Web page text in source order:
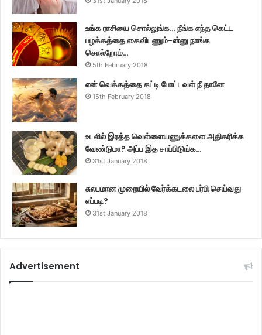
உங்க ராசியை சொல்லுங்க… நீங்க எந்த கெட்ட
பழக்கத்தை கைவிடணும்-ன்னு நாங்க
சொல்றோம்…
5th February 2018
என் வெக்கத்தை கட்டி போட்டவள் நீ தானே
15th February 2018
உடலில் இரத்த வெள்ளையணுக்களை அதிகரிக்க
வேண்டுமா? அப்ப இத சாப்பிடுங்க…
31st January 2018
சுலபமான முறையில் வேர்க்கடலை பர்பி செய்வது
எப்படி?
31st January 2018
Advertisement